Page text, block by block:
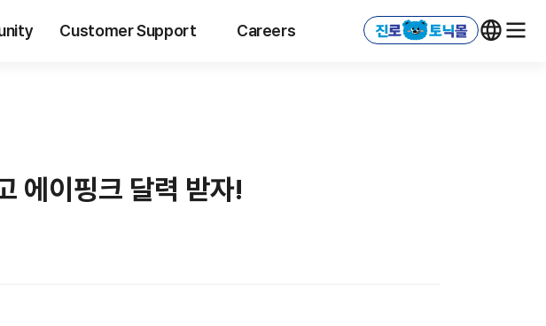
Customer Support Careers
에이핑크 달력 받자!